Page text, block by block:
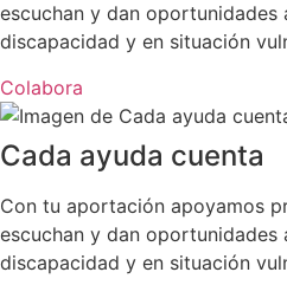
escuchan y dan oportunidades
discapacidad y en situación
Colabora
Cada ayuda cuenta
Con tu aportación apoyamos
escuchan y dan oportunidades
discapacidad y en situación